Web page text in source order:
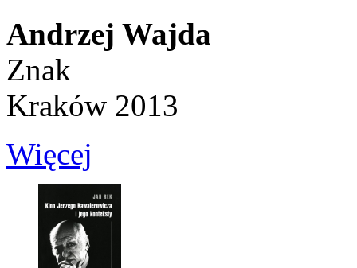
Andrzej Wajda
Znak
Kraków 2013
Więcej